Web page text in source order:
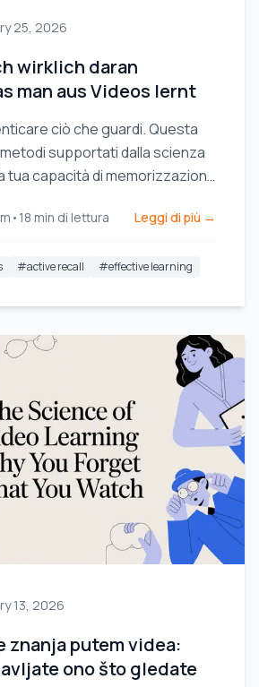
25, 2026
wirklich daran
man aus Videos lernt
ciò che guardi. Questa
supportati dalla scienza
tua capacità di memorizzazione
tecniche di presa di appunti più
• 18 min di lettura Leggi di più →
#active recall #effective learning
13, 2026
znanja putem videa:
ono što gledate